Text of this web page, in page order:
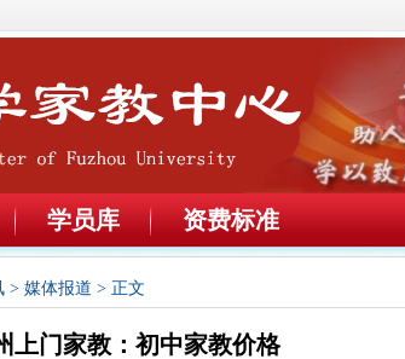
学员库 资费标准
> 媒体报道 > 正文
上门家教：初中家教价格